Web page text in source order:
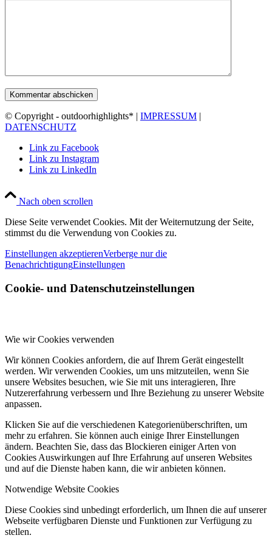
© Copyright - outdoorhighlights* | IMPRESSUM |
DATENSCHUTZ
Link zu Facebook
Link zu Instagram
Link zu LinkedIn
Nach oben scrollen
Diese Seite verwendet Cookies. Mit der Weiternutzung der Seite,
stimmst du die Verwendung von Cookies zu.
Einstellungen akzeptierenVerberge nur die
BenachrichtigungEinstellungen
Cookie- und Datenschutzeinstellungen
Wie wir Cookies verwenden
Wir können Cookies anfordern, die auf Ihrem Gerät eingestellt
werden. Wir verwenden Cookies, um uns mitzuteilen, wenn Sie
unsere Websites besuchen, wie Sie mit uns interagieren, Ihre
Nutzererfahrung verbessern und Ihre Beziehung zu unserer Website
anpassen.
Klicken Sie auf die verschiedenen Kategorienüberschriften, um
mehr zu erfahren. Sie können auch einige Ihrer Einstellungen
ändern. Beachten Sie, dass das Blockieren einiger Arten von
Cookies Auswirkungen auf Ihre Erfahrung auf unseren Websites
und auf die Dienste haben kann, die wir anbieten können.
Notwendige Website Cookies
Diese Cookies sind unbedingt erforderlich, um Ihnen die auf unserer
Webseite verfügbaren Dienste und Funktionen zur Verfügung zu
stellen.